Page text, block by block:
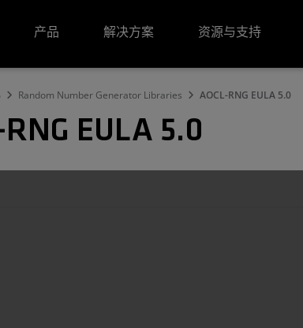
产品
解决方案 资源与支持
Random Number Generator Libraries AOCL-RNG EULA 5.0
RNG EULA 5.0